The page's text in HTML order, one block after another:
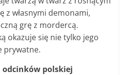
z własnymi demonami,
grę z mordercą.
okazuje się nie tylko jego
prywatne.
odcinków polskiej